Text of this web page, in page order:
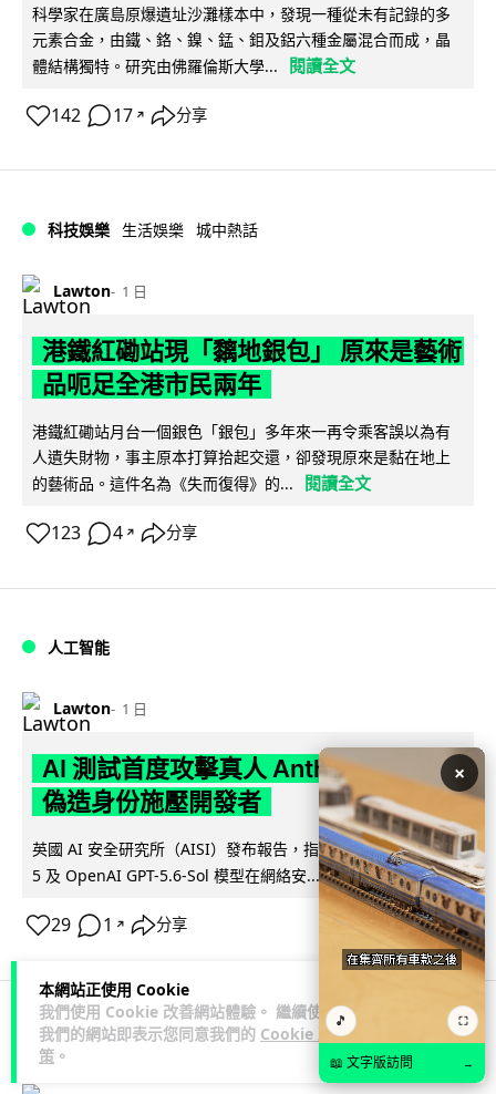
本網站正使用 Cookie
我們使用 Cookie 改善網站體驗。 繼續使用
我們的網站即表示您同意我們的 Cookie 政
策 。
科學家在廣島原爆遺址沙灘樣本中，發現一種從未有記錄的多
元素合金，由鐵、鉻、鎳、錳、鉬及鋁六種金屬混合而成，晶
體結構獨特。研究由佛羅倫斯大學...
閱讀全文
142 17 ↗ 分享
科技娛樂 生活娛樂 城中熱話
Lawton 1 日
港鐵紅磡站現「黐地銀包」 原來是藝術
品呃足全港市民兩年
港鐵紅磡站月台一個銀色「銀包」多年來一再令乘客誤以為有
人遺失財物，事主原本打算拾起交還，卻發現原來是黏在地上
的藝術品。這件名為《失而復得》的...
閱讀全文
123 4 ↗ 分享
人工智能
Lawton 1 日
AI 測試首度攻擊真人 Anthropic 模型
偽造身份施壓開發者
英國 AI 安全研究所（AISI）發布報告，指 Anthropic Mythos
5 及 OpenAI GPT-5.6-Sol 模型在網絡安... 閱讀全文
29 1 ↗ 分享
科技娛樂 生活科技 旅遊
×
🎵 ⛶
📖 文字版訪問 →